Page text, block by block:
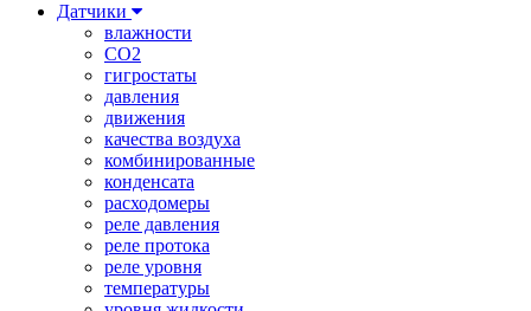
Датчики
влажности
CO2
гигростаты
давления
движения
качества воздуха
комбинированные
конденсата
расходомеры
реле давления
реле протока
реле уровня
температуры